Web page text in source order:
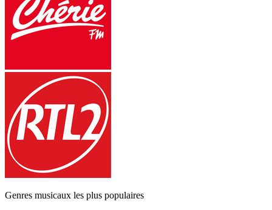
Genres musicaux les plus populaires